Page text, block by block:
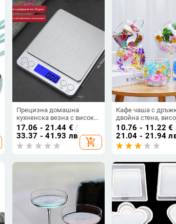
Прецизна домашна
кухненска везна с висока
точност, компактна за
готвене и печене
17.06 - 21.44 € /
33.37 - 41.93 лв
add_shopping_cart
Кафе чаша с
двойна стена,
боросиликатно
топлоустойчива
10.76 - 11.22 €
21.04 - 21.94